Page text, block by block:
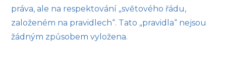
práva, ale na respektování „světového řádu,
založeném na pravidlech“. Tato „pravidla“ nejsou
žádným způsobem vyložena.